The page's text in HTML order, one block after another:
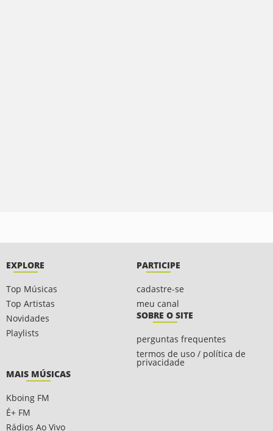
EXPLORE
Top Músicas
Top Artistas
Novidades
Playlists
PARTICIPE
cadastre-se
meu canal
SOBRE O SITE
perguntas frequentes
termos de uso / política de
privacidade
MAIS MÚSICAS
Kboing FM
É+ FM
Rádios Ao Vivo